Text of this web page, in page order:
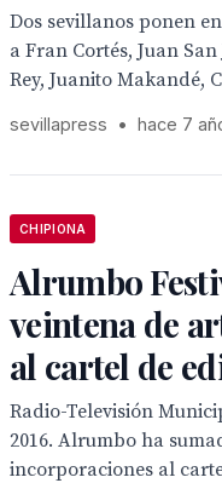
Dos sevillanos ponen
a Fran Cortés, Juan
Rey, Juanito Makandé,
sevillapress • hace 7
CHIPIONA
Alrumbo
veintena de
al cartel de
Radio-Televisión
2016. Alrumbo ha
incorporaciones al